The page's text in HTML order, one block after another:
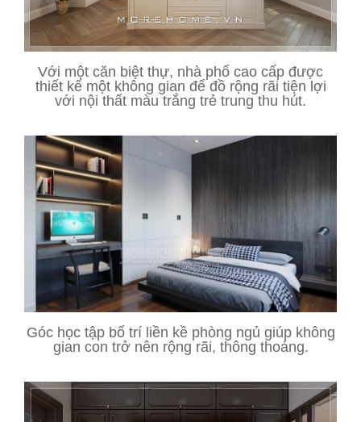
Với một căn biệt thự, nhà phố cao cấp được
thiết kế một không gian để đồ rộng rãi tiện lợi
với nội thất màu trắng trẻ trung thu hút.
Góc học tập bố trí liền kề phòng ngủ giúp không
gian con trở nên rộng rãi, thông thoáng.